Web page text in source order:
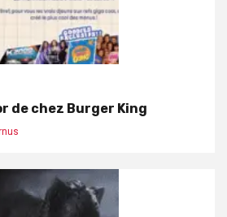
de chez Burger King